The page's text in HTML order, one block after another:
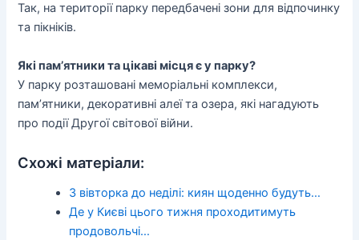
Так, на території парку передбачені зони для відпочинку
та пікніків.
Які пам’ятники та цікаві місця є у парку?
У парку розташовані меморіальні комплекси,
пам’ятники, декоративні алеї та озера, які нагадують
про події Другої світової війни.
Схожі матеріали:
З вівторка до неділі: киян щоденно будуть…
Де у Києві цього тижня проходитимуть
продовольчі…